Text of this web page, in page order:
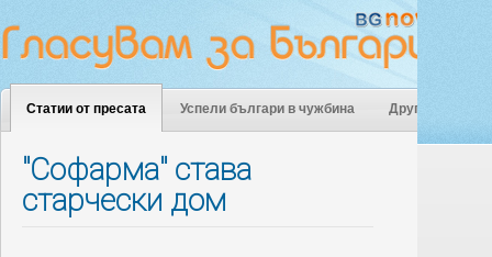
Статии от пресата Успели българи в чужбина Други
"Софарма" става
старчески дом